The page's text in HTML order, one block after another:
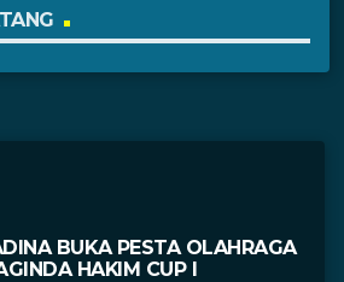
BUKA PESTA OLAHRAGA
HAKIM CUP I